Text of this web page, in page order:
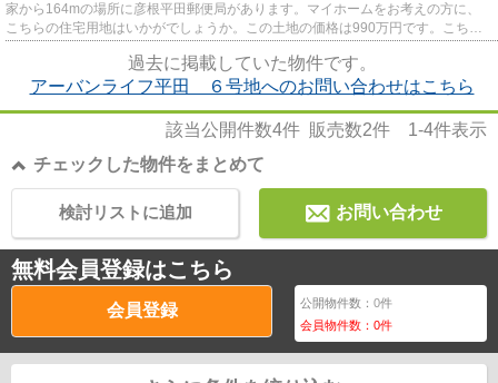
家から164mの場所に彦根平田郵便局があります。マイホームをお考えの方に、
こちらの住宅用地はいかがでしょうか。この土地の価格は990万円です。こちら
過去に掲載していた物件です。
アーバンライフ平田 ６号地へのお問い合わせはこちら
該当公開件数4件 販売数2件 1-4件表示
チェックした物件をまとめて
お問い合わせ
検討リストに追加
無料会員登録はこちら
会員登録 公開物件数：0件
会員物件数：0件